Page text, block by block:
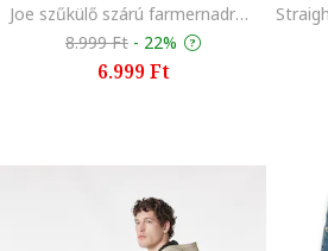
Joe szűkülő szárú farmernadrág, Antracitszürke
8.999 Ft - 22%
6.999 Ft